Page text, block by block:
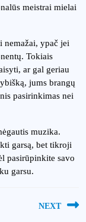
meistrai mielai
nemažai, ypač jei
Tokiais
ar gal geriau
jums brangų
pasirinkimas nei
muzika.
garsą, bet tikroji
pasirūpinkite savo
garsu.
NEXT